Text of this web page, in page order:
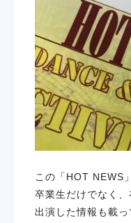
この「HOT NEWS
卒業生だけでなく
出演した情報も載
教育システム
就職・デビュー
入学案内
訪問者別